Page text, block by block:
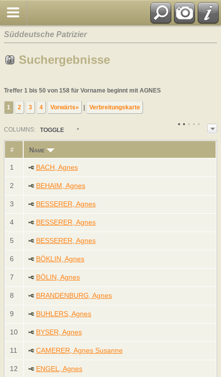
Süddeutsche Patrizier
Suchergebnisse
Treffer 1 bis 50 von 158 für Vorname beginnt mit AGNES
1 2 3 4 Vorwärts» Verbreitungskarte
COLUMN S: TOGGLE
# Name
1 BACH, Agnes
2 BEHAIM, Agnes
3 BESSERER, Agnes
4 BESSERER, Agnes
5 BESSERER, Agnes
6 BÖKLIN, Agnes
7 BÖLIN, Agnes
8 BRANDENBURG, Agnes
9 BUHLERS, Agnes
10 BYSER, Agnes
11 CAMERER, Agnes Susanne
12 ENGEL, Agnes